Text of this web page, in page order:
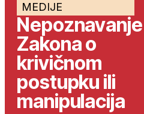
MEDIJE
Nepoznavanje
Zakona o
krivičnom
postupku ili
manipulacija